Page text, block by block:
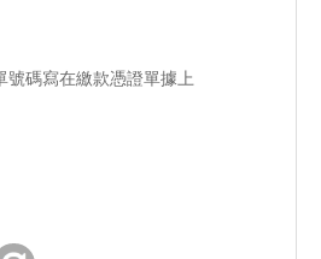
號碼寫在繳款憑證單據上